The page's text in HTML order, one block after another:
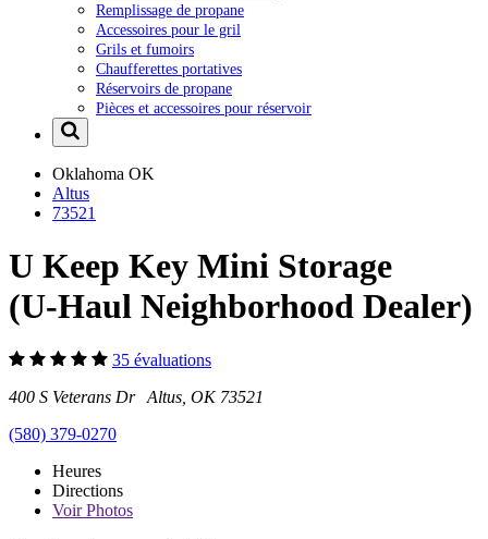
Remplissage de propane
Accessoires pour le gril
Grils et fumoirs
Chaufferettes portatives
Réservoirs de propane
Pièces et accessoires pour réservoir
Oklahoma OK
Altus
73521
U Keep Key Mini Storage
(U-Haul Neighborhood Dealer)
35 évaluations
400 S Veterans Dr Altus, OK 73521
(580) 379-0270
Heures
Directions
VoirPhotos